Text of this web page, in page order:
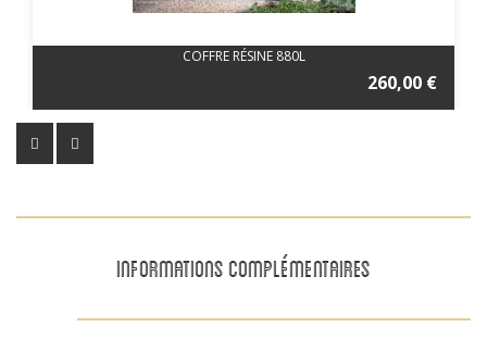
COFFRE RÉSINE 880L
260,00 €
INFORMATIONS COMPLÉMENTAIRES